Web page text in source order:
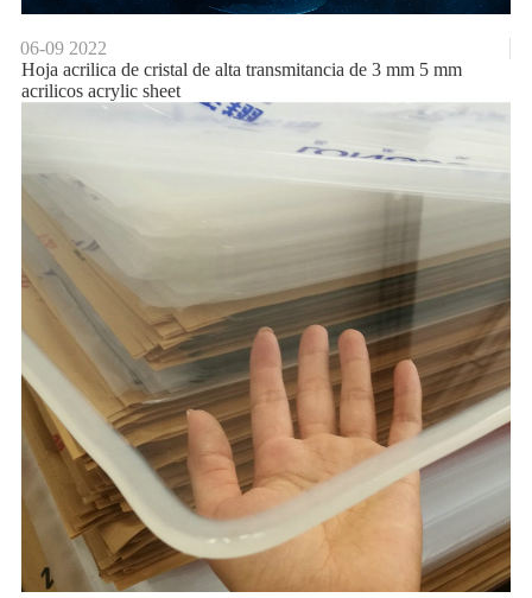
06-09 2022
Hoja acrilica de cristal de alta transmitancia de 3 mm 5 mm
acrilicos acrylic sheet